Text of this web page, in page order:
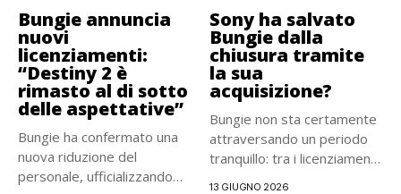
Bungie annuncia
nuovi
licenziamenti:
“Destiny 2 è
rimasto al di sotto
delle aspettative”
Bungie ha confermato una
nuova riduzione del
personale, ufficializzando
Sony ha salvato
Bungie dalla
chiusura tramite
la sua
acquisizione?
Bungie non sta certamente
attraversando un periodo
tranquillo: tra i licenziamenti,
13 GIUGNO 2026